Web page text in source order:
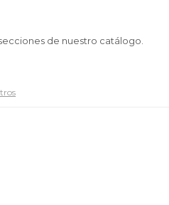
de nuestro catálogo.